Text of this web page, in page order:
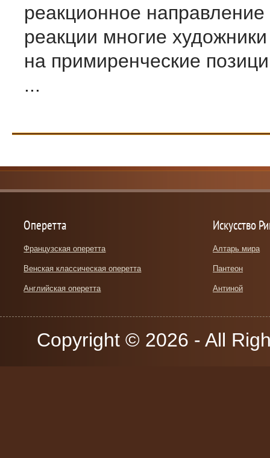
реакционное направление
реакции многие
на прими­ренческие
...
Оперетта
Французская оперетта
Венская классическая оперетта
Английская оперетта
Искусство
Алтарь мира
Пантеон
Антиной
Copyright © 2026 - All